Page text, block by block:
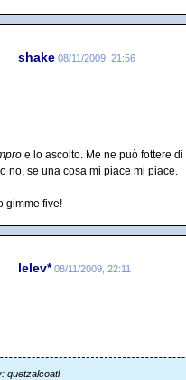
shake 08/11/2009, 21:56
e lo ascolto. Me ne può fottere di
no, se una cosa mi piace mi piace.
gimme five!
lelev* 08/11/2009, 22:11
quetzalcoatl